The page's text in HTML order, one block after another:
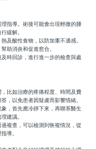
指導。術後可能會出現輕微的腫
緩解。
酸性食物，以防加重不適感。
助消炎和促進愈合。
時回診，進行進一步的檢查與處
比如治療的疼痛程度、時間及費
，以免患者因疑慮而影響情緒。
，首先應冷靜下來，再聯系醫生
建議。
複查，可以檢測到恢複情況，從
導。